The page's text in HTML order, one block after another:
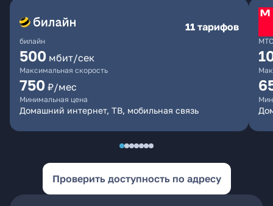
билайн
11 тарифов
500 мбит/сек
Максимальная скорость
750 ₽/мес
Минимальная цена
Домашний интернет, ТВ, мобильная связь
МТС
Проверить доступность по адресу